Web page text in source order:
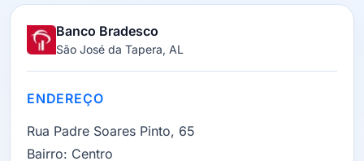
Banco Bradesco
São José da Tapera, AL
ENDEREÇO
Rua Padre Soares Pinto, 65
Bairro: Centro